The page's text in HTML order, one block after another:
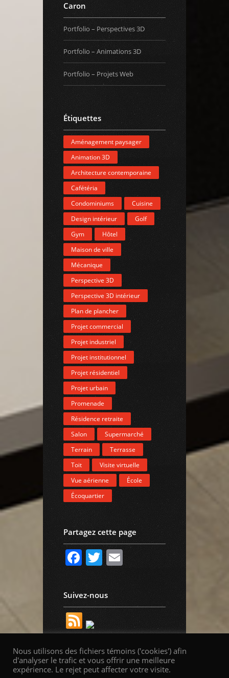
Caron
Portfolio – Perspectives 3D
Portfolio – Animations 3D
Portfolio – Projets Web
Étiquettes
Aménagement paysager
Animation 3D
Architecture contemporaine
Cafétéria
Condominiums
Cuisine
Design intérieur
Golf
Gym
Hôtel
Maison de ville
Mécanique
Perspective 3D
Perspective 3D intérieur
Plan de plancher
Projet commercial
Projet industriel
Projet institutionnel
Projet résidentiel
Projet urbain
Promenade
Résidence retraite
Salon
Supermarché
Terrain
Terrasse
Toit
Visite virtuelle
Vue aérienne
École
Écoquartier
Partagez cette page
Facebook
Twitter
Email
Suivez-nous
Nous utilisons des fichiers témoins ('cookies') afin
d'analyser le trafic et vous offrir une meilleure
expérience. Le rejet peut affecter votre visite.